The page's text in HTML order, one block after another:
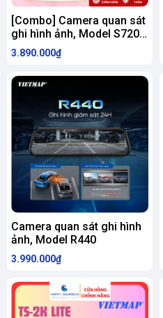
[Combo] Camera quan sát
ghi hình ảnh, Model S720
(Bộ)
3.890.000₫
Camera quan sát ghi hình
ảnh, Model R440
3.990.000₫